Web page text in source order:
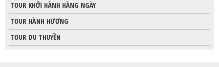
TOUR KHỞI HÀNH HÀNG NGÀY
TOUR HÀNH HƯƠNG
TOUR DU THUYỀN